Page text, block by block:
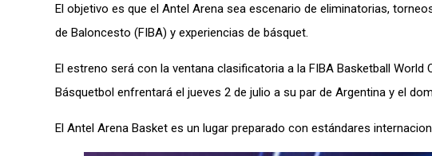
El objetivo es que el Antel Arena sea escenario de eliminatorias,
de Baloncesto (FIBA) y experiencias de básquet.
El estreno será con la ventana clasificatoria a la FIBA Basketball World
Básquetbol enfrentará el jueves 2 de julio a su par de Argentina y el
El Antel Arena Basket es un lugar preparado con estándares